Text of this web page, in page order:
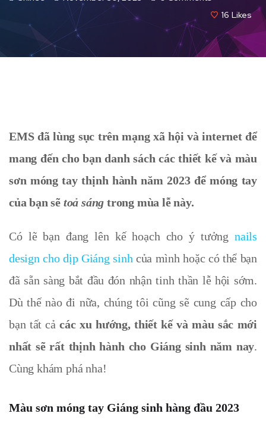
16 Likes
EMS đã lùng sục trên mạng xã hội và internet để
mang đến cho bạn danh sách các thiết kế và màu
sơn móng tay thịnh hành năm 2023 để móng tay
của bạn sẽ toả sáng trong mùa lễ này.
Có lẽ bạn đang lên kế hoạch cho ý tưởng nails
design cho dịp Giáng sinh của mình hoặc có thể bạn
đã sẵn sàng bắt đầu đón nhận tinh thần lễ hội sớm.
Dù thế nào đi nữa, chúng tôi cũng sẽ cung cấp cho
bạn tất cảcác xu hướng, thiết kế và màu sắc mới
nhất sẽ rất thịnh hành cho Giáng sinh năm nay.
Cùng khám phá nha!
Màu sơn móng tay Giáng sinh hàng đầu 2023